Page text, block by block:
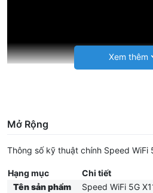
Tiện Ích Nổi Bật
5G X11
Mở Rộng
Thông số kỹ thuật chính Speed WiFi
Hạng mục
Chi tiết
Tên sản phẩm
Speed WiFi 5G